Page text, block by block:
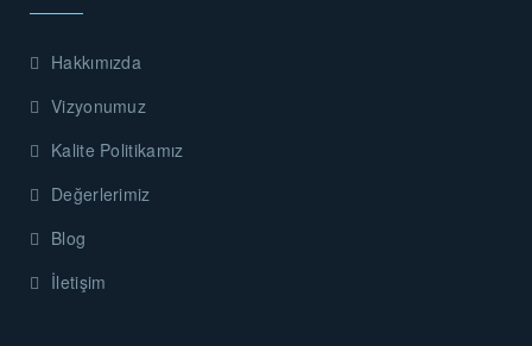
Hakkımızda
Vizyonumuz
Kalite Politikamız
Değerlerimiz
Blog
İletişim